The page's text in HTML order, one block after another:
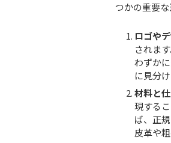
つかの重要
ロゴや
されま
わずか
に見分
材料と
現する
ば、正
皮革や